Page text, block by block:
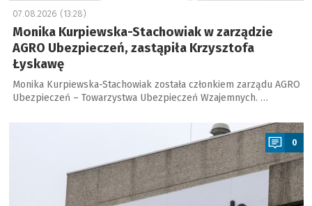
07.08.2026 (13:28)
Monika Kurpiewska-Stachowiak w zarządzie
AGRO Ubezpieczeń, zastąpiła Krzysztofa
Łyskawę
Monika Kurpiewska-Stachowiak została członkiem zarządu AGRO
Ubezpieczeń – Towarzystwa Ubezpieczeń Wzajemnych. …
0